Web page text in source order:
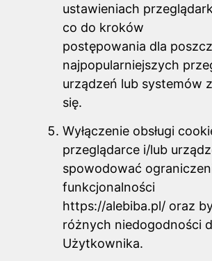
ustawieniach
co do kroków
postępowania dla
najpopularniejszych
urządzeń lub systemów
się.
Wyłączenie obsługi
przeglądarce i/lub
spowodować
funkcjonalności
https://alebiba.pl/ oraz
różnych niedogodności
Użytkownika.